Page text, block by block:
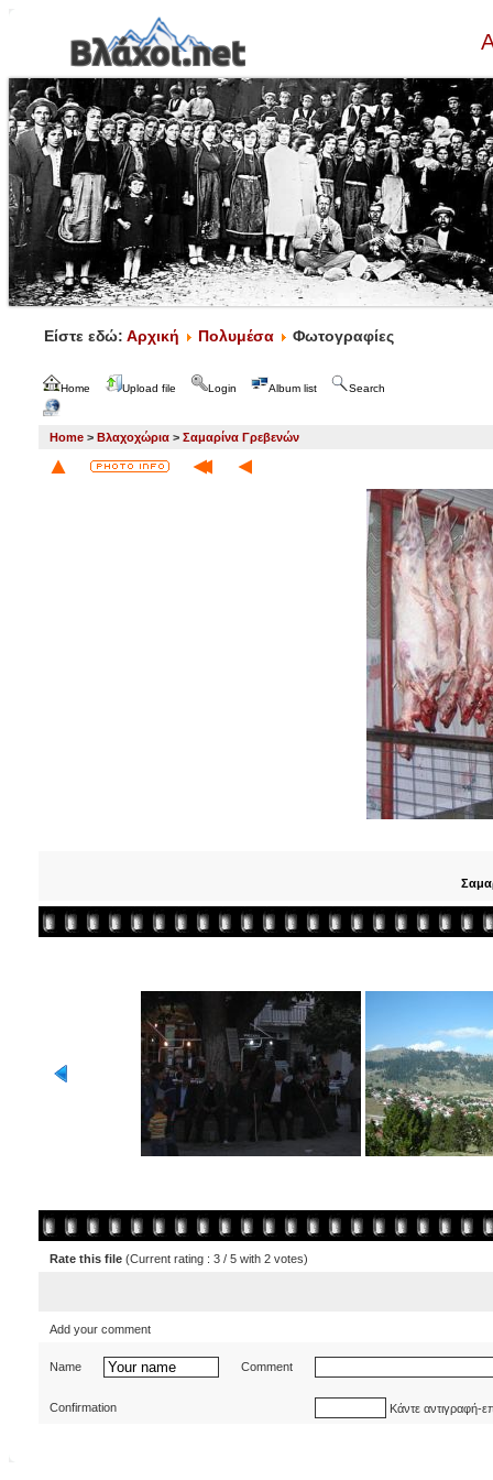
Είστε εδώ: Αρχική Πολυμέσα Φωτογραφίες
Home Upload file Login Album list Search
Home > Βλαχοχώρια > Σαμαρίνα Γρεβενών
Rate this file (Current rating : 3 / 5 with 2 votes)
Add your comment
Name Comment
Confirmation Κάντε αντιγραφή-